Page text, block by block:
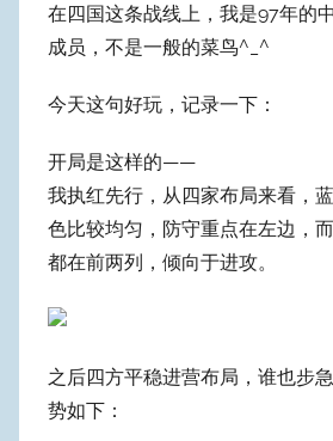
:
W
p
m
Y
e
o
在四国这条战线上，我是97年的
成员，不是一般的菜鸟^_^
今天这句好玩，记录一下：
开局是这样的——
我执红先行，从四家布局来看，
色比较均匀，防守重点在左边，
都在前两列，倾向于进攻。
之后四方平稳进营布局，谁也步
势如下：